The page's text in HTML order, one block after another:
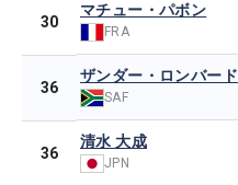
30
マチュー・パボン
FRA
36
ザンダー・ロンバード
SAF
36
清水 大成
JPN